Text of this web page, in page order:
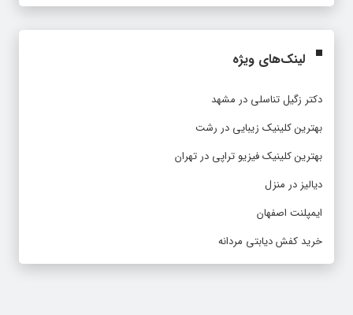
لینک‌های ویژه
دکتر زگیل تناسلی در مشهد
بهترین کلینیک زیبایی در رشت
بهترین کلینیک فیزیو تراپی در تهران
دیالیز در منزل
ایمپلنت اصفهان
خرید کفش دیابتی مردانه